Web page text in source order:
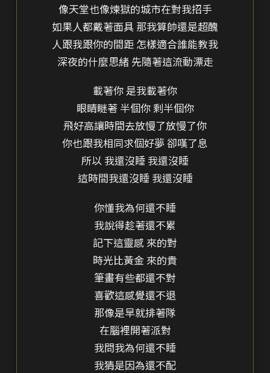
像天堂也像煉獄的城市在對我招手
如果人都戴著面具 那我算帥還是超醜
人跟我跟你的間距 怎樣適合誰能教我
深夜的什麼思緒 先隨著這流動漂走
載著你 是我載著你
眼睛瞇著 半個你 剩半個你
飛好高讓時間去放慢了放慢了你
你也跟我相同求個好夢 卻嘆了息
所以 我還沒睡 我還沒睡
這時間我還沒睡 我還沒睡
你懂我為何還不睡
我說得趁著還不累
記下這靈感 來的對
時光比黃金 來的貴
筆畫有些都還不對
喜歡這感覺還不退
那像是早就排著隊
在腦裡開著派對
我問我為何還不睡
我猜是因為還不配